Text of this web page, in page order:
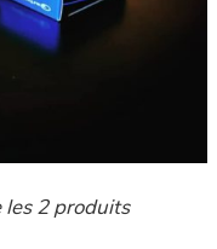
les 2 produits